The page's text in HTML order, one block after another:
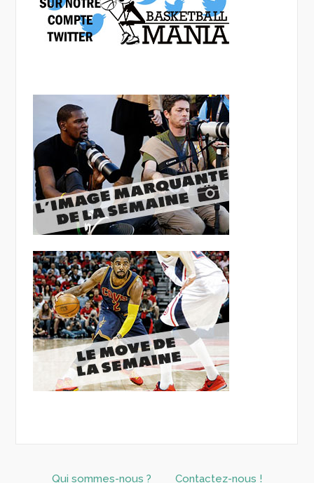
Qui sommes-nous ? Contactez-nous !